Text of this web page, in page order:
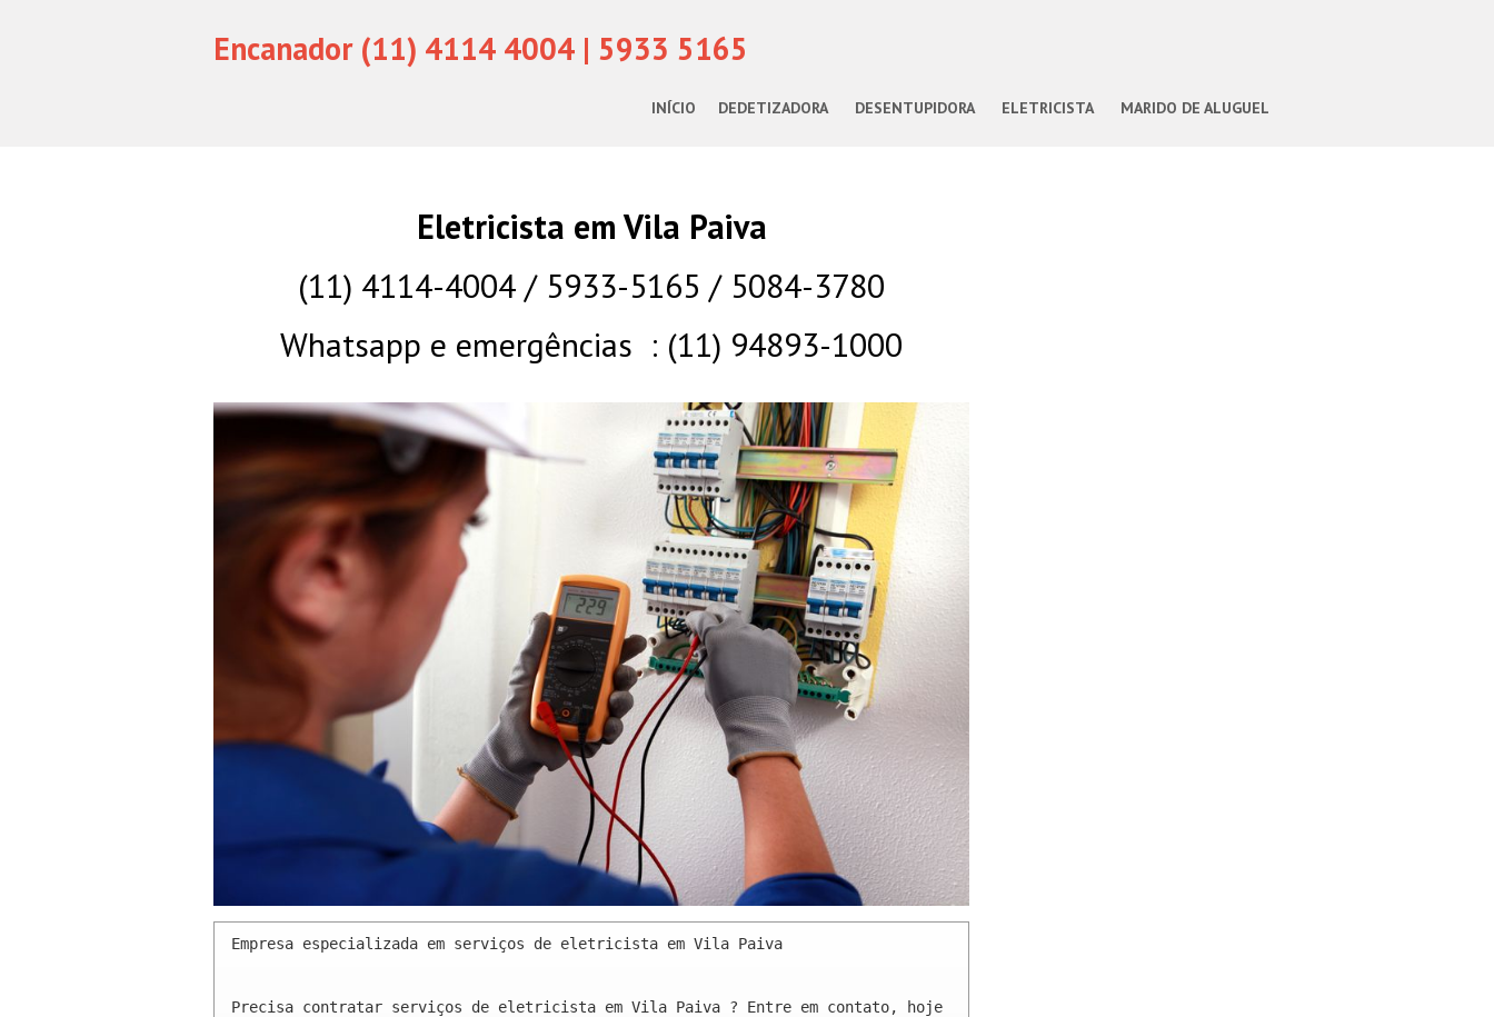
Encanador (11) 4114 4004 | 5933 5165
INÍCIO DEDETIZADORA DESENTUPIDORA ELETRICISTA MARIDO DE ALUGUEL
Eletricista em Vila Paiva
(11) 4114-4004 / 5933-5165 / 5084-3780
Whatsapp e emergências : (11) 94893-1000
Empresa especializada em serviços de eletricista em Vila Paiva
Precisa contratar serviços de eletricista em Vila Paiva ? Entre em contato, hoje